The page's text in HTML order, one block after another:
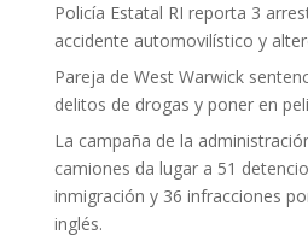
Policía Estatal RI reporta 3
accidente automovilístico y
Pareja de West Warwick
delitos de drogas y poner en
La campaña de la
camiones da lugar a 51
inmigración y 36 infracciones
inglés.